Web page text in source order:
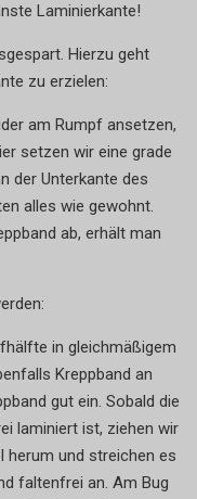
Laminierkante!
Hierzu geht
zu erzielen:
am Rumpf ansetzen,
setzen wir eine grade
der Unterkante des
alles wie gewohnt.
ab, erhält man
in gleichmäßigem
Kreppband an
gut ein. Sobald die
laminiert ist, ziehen wir
herum und streichen es
faltenfrei an. Am Bug